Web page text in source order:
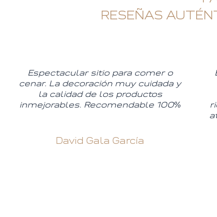
RESEÑAS
Espectacular sitio para comer o
cenar. La decoración muy cuidada y
la calidad de los productos
inmejorables. Recomendable 100%
David Gala García